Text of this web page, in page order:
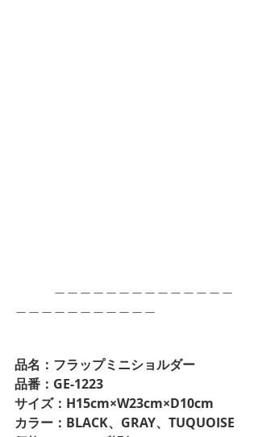
品名：フラップミニショルダー
品番：GE-1223
サイズ：H15cm×W23cm×D10cm
カラー：BLACK、GRAY、TUQUOISE